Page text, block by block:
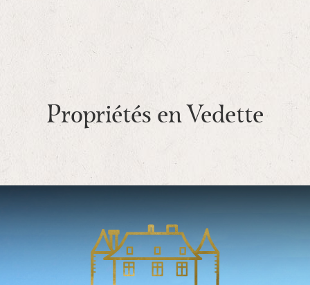
Propriétés en Vedette